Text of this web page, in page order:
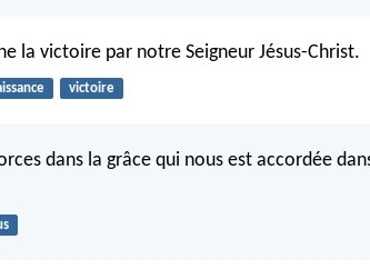
la victoire par notre Seigneur Jésus-Christ.
victoire
dans la grâce qui nous est accordée